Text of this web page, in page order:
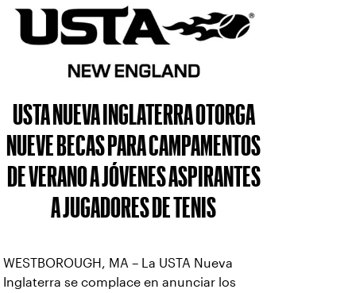
USTA NUEVA INGLATERRA OTORGA
NUEVE BECAS PARA CAMPAMENTOS
DE VERANO A JÓVENES ASPIRANTES
A JUGADORES DE TENIS
WESTBOROUGH, MA – La USTA Nueva
Inglaterra se complace en anunciar los